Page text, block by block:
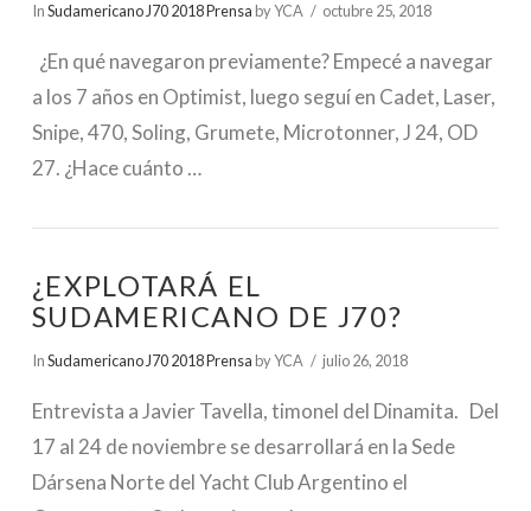
InSudamericano J70 2018 Prensa by YCA octubre 25, 2018
¿En qué navegaron previamente? Empecé a navegar
a los 7 años en Optimist, luego seguí en Cadet, Laser,
Snipe, 470, Soling, Grumete, Microtonner, J 24, OD
27. ¿Hace cuánto …
¿EXPLOTARÁ EL
SUDAMERICANO DE J70?
InSudamericano J70 2018 Prensa by YCA julio 26, 2018
Entrevista a Javier Tavella, timonel del Dinamita. Del
17 al 24 de noviembre se desarrollará en la Sede
Dársena Norte del Yacht Club Argentino el